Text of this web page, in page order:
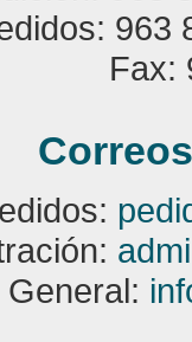
963
Fax:
General: